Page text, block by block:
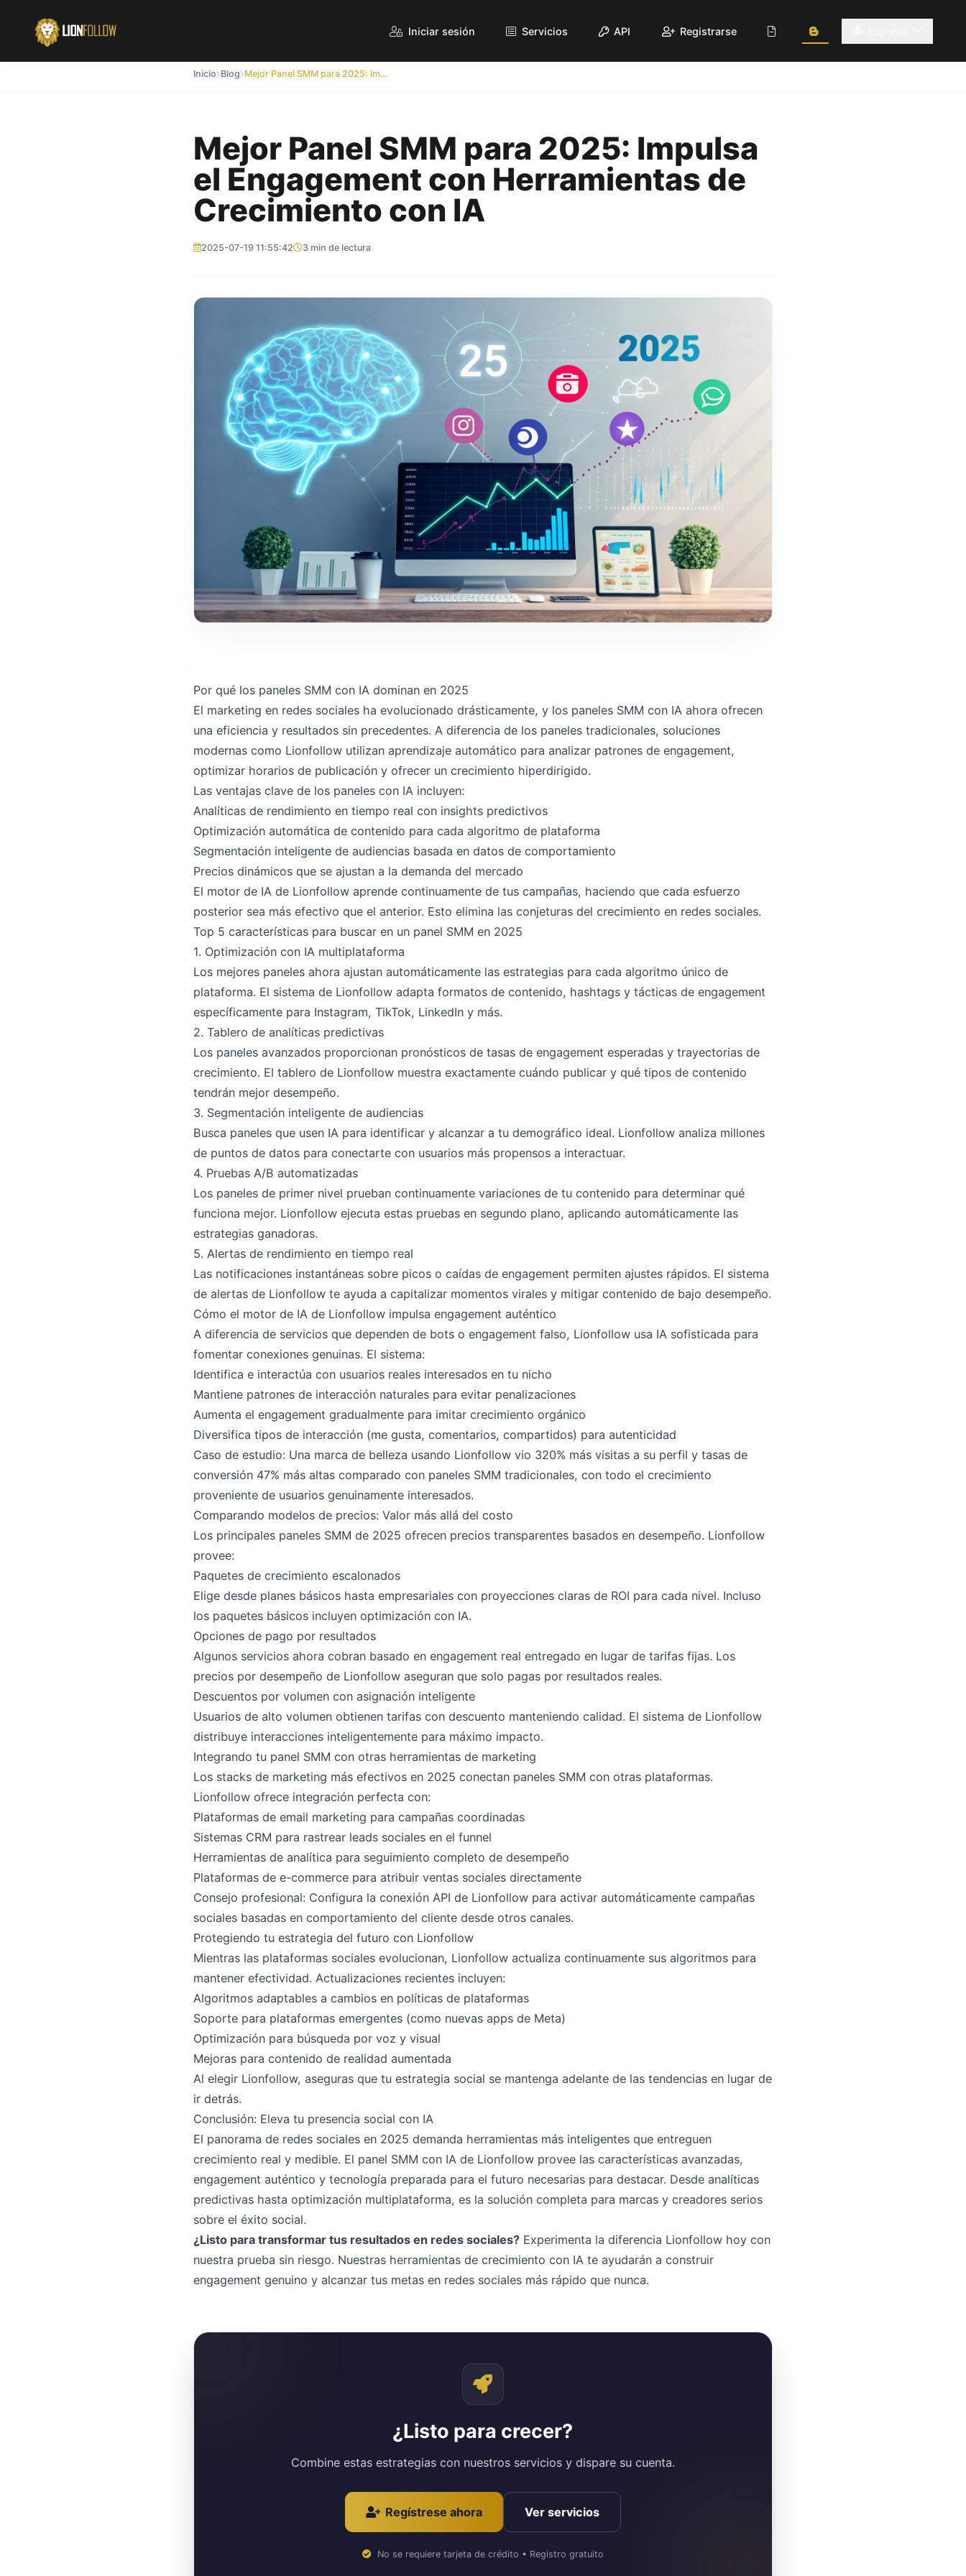
Iniciar sesión Servicios API Registrarse
Inicio Blog Mejor Panel SMM para 2025: Impulsa el Engagement con Herramientas de Crecimiento con IA
Mejor Panel SMM para 2025: Impulsa
el Engagement con Herramientas de
Crecimiento con IA
2025-07-19 11:55:42 3 min de lectura
Por qué los paneles SMM con IA dominan en 2025
El marketing en redes sociales ha evolucionado drásticamente, y los paneles SMM con IA ahora ofrecen
una eficiencia y resultados sin precedentes. A diferencia de los paneles tradicionales, soluciones
modernas como Lionfollow utilizan aprendizaje automático para analizar patrones de engagement,
optimizar horarios de publicación y ofrecer un crecimiento hiperdirigido.
Las ventajas clave de los paneles con IA incluyen:
Analíticas de rendimiento en tiempo real con insights predictivos
Optimización automática de contenido para cada algoritmo de plataforma
Segmentación inteligente de audiencias basada en datos de comportamiento
Precios dinámicos que se ajustan a la demanda del mercado
El motor de IA de Lionfollow aprende continuamente de tus campañas, haciendo que cada esfuerzo
posterior sea más efectivo que el anterior. Esto elimina las conjeturas del crecimiento en redes sociales.
Top 5 características para buscar en un panel SMM en 2025
1. Optimización con IA multiplataforma
Los mejores paneles ahora ajustan automáticamente las estrategias para cada algoritmo único de
plataforma. El sistema de Lionfollow adapta formatos de contenido, hashtags y tácticas de engagement
específicamente para Instagram, TikTok, LinkedIn y más.
2. Tablero de analíticas predictivas
Los paneles avanzados proporcionan pronósticos de tasas de engagement esperadas y trayectorias de
crecimiento. El tablero de Lionfollow muestra exactamente cuándo publicar y qué tipos de contenido
tendrán mejor desempeño.
3. Segmentación inteligente de audiencias
Busca paneles que usen IA para identificar y alcanzar a tu demográfico ideal. Lionfollow analiza millones
de puntos de datos para conectarte con usuarios más propensos a interactuar.
4. Pruebas A/B automatizadas
Los paneles de primer nivel prueban continuamente variaciones de tu contenido para determinar qué
funciona mejor. Lionfollow ejecuta estas pruebas en segundo plano, aplicando automáticamente las
estrategias ganadoras.
5. Alertas de rendimiento en tiempo real
Las notificaciones instantáneas sobre picos o caídas de engagement permiten ajustes rápidos. El sistema
de alertas de Lionfollow te ayuda a capitalizar momentos virales y mitigar contenido de bajo desempeño.
Cómo el motor de IA de Lionfollow impulsa engagement auténtico
A diferencia de servicios que dependen de bots o engagement falso, Lionfollow usa IA sofisticada para
fomentar conexiones genuinas. El sistema:
Identifica e interactúa con usuarios reales interesados en tu nicho
Mantiene patrones de interacción naturales para evitar penalizaciones
Aumenta el engagement gradualmente para imitar crecimiento orgánico
Diversifica tipos de interacción (me gusta, comentarios, compartidos) para autenticidad
Caso de estudio: Una marca de belleza usando Lionfollow vio 320% más visitas a su perfil y tasas de
conversión 47% más altas comparado con paneles SMM tradicionales, con todo el crecimiento
proveniente de usuarios genuinamente interesados.
Comparando modelos de precios: Valor más allá del costo
Los principales paneles SMM de 2025 ofrecen precios transparentes basados en desempeño. Lionfollow
provee:
Paquetes de crecimiento escalonados
Elige desde planes básicos hasta empresariales con proyecciones claras de ROI para cada nivel. Incluso
los paquetes básicos incluyen optimización con IA.
Opciones de pago por resultados
Algunos servicios ahora cobran basado en engagement real entregado en lugar de tarifas fijas. Los
precios por desempeño de Lionfollow aseguran que solo pagas por resultados reales.
Descuentos por volumen con asignación inteligente
Usuarios de alto volumen obtienen tarifas con descuento manteniendo calidad. El sistema de Lionfollow
distribuye interacciones inteligentemente para máximo impacto.
Integrando tu panel SMM con otras herramientas de marketing
Los stacks de marketing más efectivos en 2025 conectan paneles SMM con otras plataformas.
Lionfollow ofrece integración perfecta con:
Plataformas de email marketing para campañas coordinadas
Sistemas CRM para rastrear leads sociales en el funnel
Herramientas de analítica para seguimiento completo de desempeño
Plataformas de e-commerce para atribuir ventas sociales directamente
Consejo profesional: Configura la conexión API de Lionfollow para activar automáticamente campañas
sociales basadas en comportamiento del cliente desde otros canales.
Protegiendo tu estrategia del futuro con Lionfollow
Mientras las plataformas sociales evolucionan, Lionfollow actualiza continuamente sus algoritmos para
mantener efectividad. Actualizaciones recientes incluyen:
Algoritmos adaptables a cambios en políticas de plataformas
Soporte para plataformas emergentes (como nuevas apps de Meta)
Optimización para búsqueda por voz y visual
Mejoras para contenido de realidad aumentada
Al elegir Lionfollow, aseguras que tu estrategia social se mantenga adelante de las tendencias en lugar de
ir detrás.
Conclusión: Eleva tu presencia social con IA
El panorama de redes sociales en 2025 demanda herramientas más inteligentes que entreguen
crecimiento real y medible. El panel SMM con IA de Lionfollow provee las características avanzadas,
engagement auténtico y tecnología preparada para el futuro necesarias para destacar. Desde analíticas
predictivas hasta optimización multiplataforma, es la solución completa para marcas y creadores serios
sobre el éxito social.
¿Listo para transformar tus resultados en redes sociales?Experimenta la diferencia Lionfollow hoy con
nuestra prueba sin riesgo. Nuestras herramientas de crecimiento con IA te ayudarán a construir
engagement genuino y alcanzar tus metas en redes sociales más rápido que nunca.
¿Listo para crecer?
Combine estas estrategias con nuestros servicios y dispare su cuenta.
Regístrese ahora Ver servicios
No se requiere tarjeta de crédito • Registro gratuito